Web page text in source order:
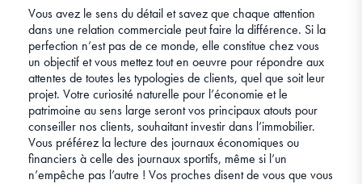
Vous avez le sens du détail et savez que chaque attention
dans une relation commerciale peut faire la différence. Si la
perfection n’est pas de ce monde, elle constitue chez vous
un objectif et vous mettez tout en oeuvre pour répondre aux
attentes de toutes les typologies de clients, quel que soit leur
projet. Votre curiosité naturelle pour l’économie et le
patrimoine au sens large seront vos principaux atouts pour
conseiller nos clients, souhaitant investir dans l’immobilier.
Vous préférez la lecture des journaux économiques ou
financiers à celle des journaux sportifs, même si l’un
n’empêche pas l’autre ! Vos proches disent de vous que vous